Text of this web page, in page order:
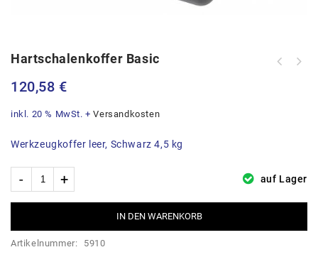
Hartschalenkoffer Basic
120,58 €
inkl. 20 % MwSt. +Versandkosten
Werkzeugkoffer leer, Schwarz 4,5 kg
auf Lager
IN DEN WARENKORB
Artikelnummer:
5910